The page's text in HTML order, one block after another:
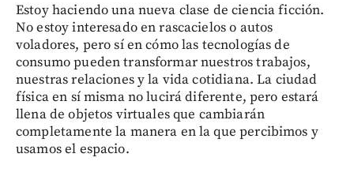
Estoy haciendo una nueva clase de ciencia ficción.
No estoy interesado en rascacielos o autos
voladores, pero sí en cómo las tecnologías de
consumo pueden transformar nuestros trabajos,
nuestras relaciones y la vida cotidiana. La ciudad
física en sí misma no lucirá diferente, pero estará
llena de objetos virtuales que cambiarán
completamente la manera en la que percibimos y
usamos el espacio.